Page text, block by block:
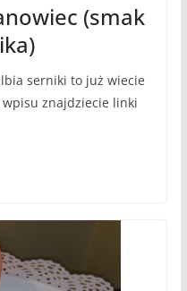
(smak
serniki to już wiecie
znajdziecie linki